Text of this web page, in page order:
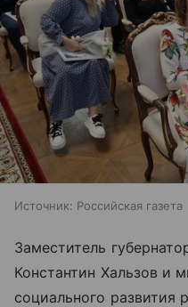
Источник: Российская газета
Заместитель
Константин Хальзов и
социального развития